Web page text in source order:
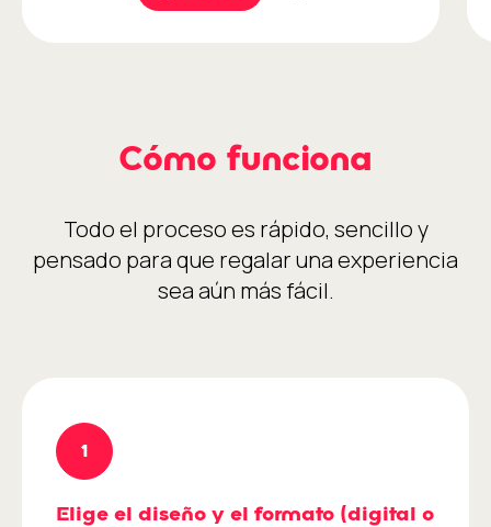
Cómo funciona
Todo el proceso es rápido, sencillo y
pensado para que regalar una experiencia
sea aún más fácil.
Elige el diseño y el formato (digital o